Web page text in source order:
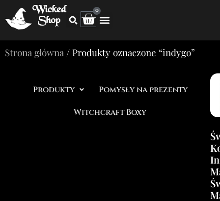
Wicked
Shop
0
Strona główna / Produkty oznaczone “indygo”
Produkty Pomysły na prezenty
Witchcraft Boxy